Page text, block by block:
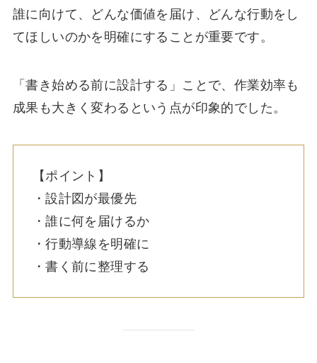
誰に向けて、どんな価値を届け、どんな行動をし
てほしいのかを明確にすることが重要です。
「書き始める前に設計する」ことで、作業効率も
成果も大きく変わるという点が印象的でした。
【ポイント】
・設計図が最優先
・誰に何を届けるか
・行動導線を明確に
・書く前に整理する